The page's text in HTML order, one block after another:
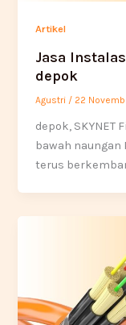
Artikel
Jasa
depok
Agustri / 22
depok, SKYNET
bawah naungan
terus